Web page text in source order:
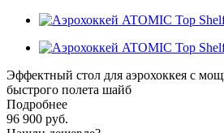
Эффектный стол для аэрохоккея с
быстрого полета шайб
Подробнее
96 900 руб.